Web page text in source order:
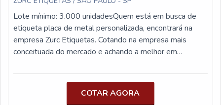
Lote mínimo: 3.000 unidadesQuem está em busca de
etiqueta placa de metal personalizada, encontrará na
empresa Zurc Etiquetas. Cotando na empresa mais
conceituada do mercado e achando a melhor em
ETIQUETA PLACA DE METAL
etiqueta placa de metal personalizada em uma empresa
COTAR AGORA